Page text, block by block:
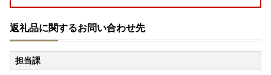
返礼品に関するお問い合わせ先
担当課